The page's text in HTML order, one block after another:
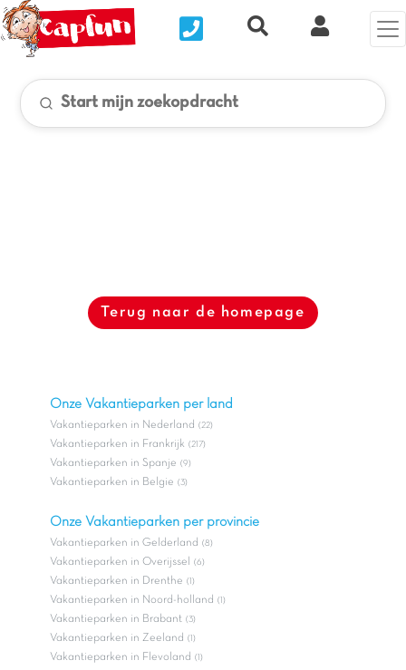
Nous contacterRecherche rapide
Mijn Clix
Start mijn zoekopdracht
Terug naar de homepage
Onze Vakantieparken per land
Vakantieparken in Nederland (22)
Vakantieparken in Frankrijk (217)
Vakantieparken in Spanje (9)
Vakantieparken in Belgie (3)
Onze Vakantieparken per provincie
Vakantieparken in Gelderland (8)
Vakantieparken in Overijssel (6)
Vakantieparken in Drenthe (1)
Vakantieparken in Noord-holland (1)
Vakantieparken in Brabant (3)
Vakantieparken in Zeeland (1)
Vakantieparken in Flevoland (1)